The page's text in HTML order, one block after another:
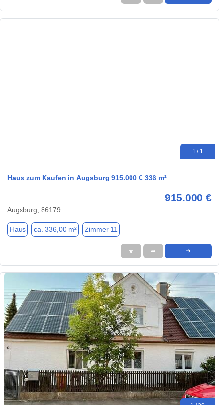
1 / 1
Haus zum Kaufen in Augsburg 915.000 € 336 m²
915.000 €
Augsburg, 86179
Haus ca. 336,00 m² Zimmer 11
★ ➦ ➜